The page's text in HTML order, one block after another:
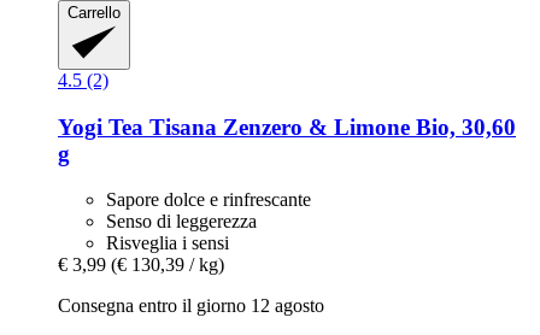
Carrello
4.5 (2)
Yogi Tea Tisana Zenzero & Limone Bio, 30,60
g
Sapore dolce e rinfrescante
Senso di leggerezza
Risveglia i sensi
€ 3,99 (€ 130,39 / kg)
Consegna entro il giorno 12 agosto